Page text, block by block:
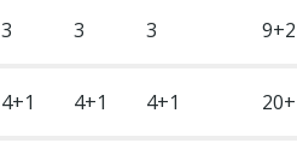
3 3 3 9+2
4+1 4+1 4+1